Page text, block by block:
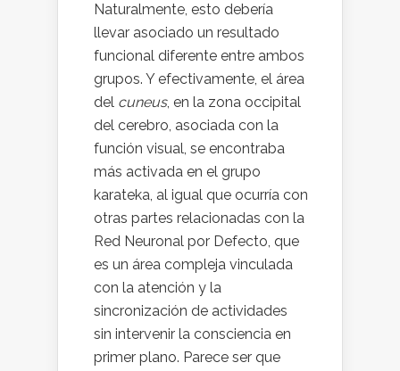
Naturalmente, esto debería
llevar asociado un resultado
funcional diferente entre ambos
grupos. Y efectivamente, el área
del cuneus, en la zona occipital
del cerebro, asociada con la
función visual, se encontraba
más activada en el grupo
karateka, al igual que ocurría con
otras partes relacionadas con la
Red Neuronal por Defecto, que
es un área compleja vinculada
con la atención y la
sincronización de actividades
sin intervenir la consciencia en
primer plano. Parece ser que